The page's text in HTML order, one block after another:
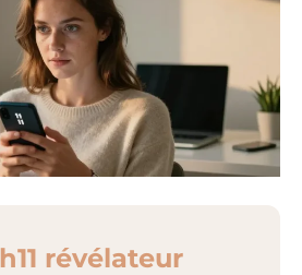
révélateur